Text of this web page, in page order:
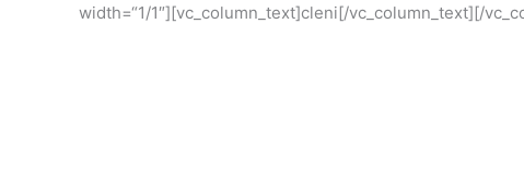
width=“1/1″][vc_column_text]cleni[/vc_column_text][/